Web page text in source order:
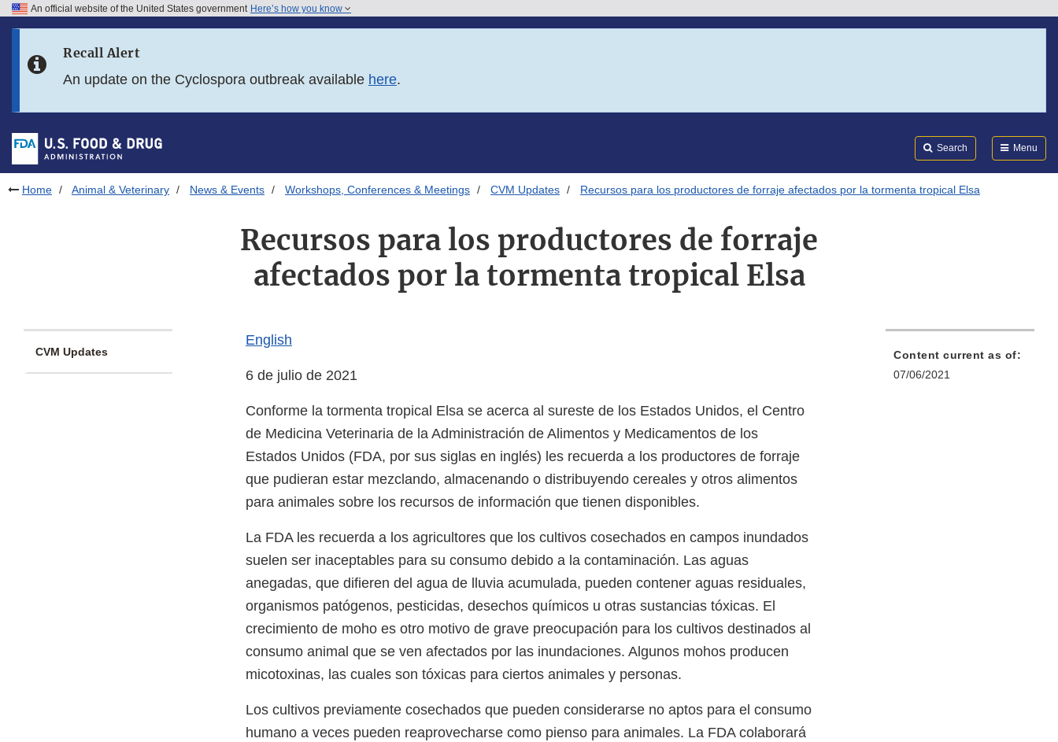
Skip to FDA Search
Skip to footer links
An official website of the United States government Here’s how you know
Recall Alert
An update on the Cyclospora outbreak available here.
Search Menu
Home Animal & Veterinary News & Events Workshops, Conferences & Meetings CVM Updates Recursos para los productores de forraje afectados por la tormenta tropical Elsa
Recursos para los productores de forraje
afectados por la tormenta tropical Elsa
CVM Updates
English
6 de julio de 2021
Conforme la tormenta tropical Elsa se acerca al sureste de los Estados Unidos, el Centro
de Medicina Veterinaria de la Administración de Alimentos y Medicamentos de los
Estados Unidos (FDA, por sus siglas en inglés) les recuerda a los productores de forraje
que pudieran estar mezclando, almacenando o distribuyendo cereales y otros alimentos
para animales sobre los recursos de información que tienen disponibles.
La FDA les recuerda a los agricultores que los cultivos cosechados en campos inundados
suelen ser inaceptables para su consumo debido a la contaminación. Las aguas
anegadas, que difieren del agua de lluvia acumulada, pueden contener aguas residuales,
organismos patógenos, pesticidas, desechos químicos u otras sustancias tóxicas. El
crecimiento de moho es otro motivo de grave preocupación para los cultivos destinados al
consumo animal que se ven afectados por las inundaciones. Algunos mohos producen
micotoxinas, las cuales son tóxicas para ciertos animales y personas.
Los cultivos previamente cosechados que pueden considerarse no aptos para el consumo
humano a veces pueden reaprovecharse como pienso para animales. La FDA colaborará
Content current as of:
07/06/2021